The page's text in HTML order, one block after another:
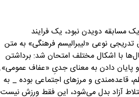
مسابقه دویدن نبود، یک فرایند
نوعی «لیبرالیسم فرهنگی» به متن
با اشکال مختلف امتحان شد: برداشتن
و پایان دادن به معنای جدیِ «عفاف
قاعده‌مندی و مرزهای اجتماعی بوده _ به
آزاد بدل می‌شود، این فقط ورزش